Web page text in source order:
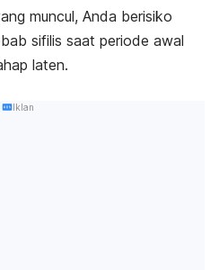
muncul, Anda berisiko
sifilis saat periode awal
laten.
Iklan